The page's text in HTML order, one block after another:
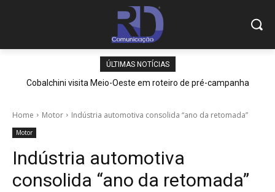
ÚLTIMAS NOTÍCIAS
Cobalchini visita Meio-Oeste em roteiro de pré-campanha
Home Motor Indústria automotiva consolida “ano da retomada”
Motor
Indústria automotiva
consolida “ano da retomada”